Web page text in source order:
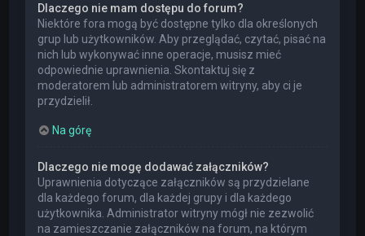
Dlaczego nie mam dostępu do forum?
Niektóre fora mogą być dostępne tylko dla określonych
grup lub użytkowników. Aby przeglądać, czytać, pisać na
nich lub wykonywać inne operacje, musisz mieć
odpowiednie uprawnienia. Skontaktuj się z
moderatorem lub administratorem witryny, aby ci je
przydzielił.
Na górę
Dlaczego nie mogę dodawać załączników?
Uprawnienia dotyczące załączników są przydzielane
dla każdego forum, dla każdej grupy i dla każdego
użytkownika. Administrator witryny mógł nie zezwolić
na zamieszczanie załączników na forum, na którym